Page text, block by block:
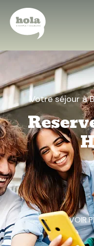
Votre séjour à
VOIR